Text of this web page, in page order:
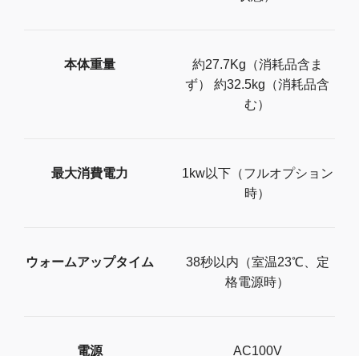
本体重量
約27.7Kg（消耗品含ま
ず） 約32.5kg（消耗品含
む）
最大消費電力
1kw以下（フルオプション
時）
ウォームアップタイム
38秒以内（室温23℃、定
格電源時）
電源
AC100V